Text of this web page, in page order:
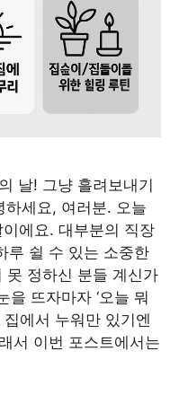
날! 그냥 흘려보내기
하세요, 여러분. 오늘
에요. 대부분의 직장
루 쉴 수 있는 소중한
못 정하신 분들 계신가
을 뜨자마자 ‘오늘 뭐
에서 누워만 있기엔
서 이번 포스트에서는